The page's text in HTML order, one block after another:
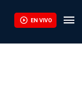
EN VIVO